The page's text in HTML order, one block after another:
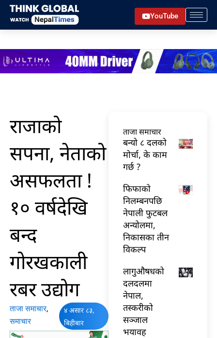
Skip
content
YouTube
राजाको
सपना, नेताको
असफलता !
१० वर्षदेखि
बन्द
गोरखकाली
रबर उद्योग
ताजा समाचार,
समाचार
४ असार ८३,
बिहीबार
ताजा समाचार
बन्यो ८ दलको
मोर्चा, के काम
गर्छ ?
फिफाको
निलम्बनपछि
नेपाली फुटबल
अन्योलमा,
निकासका तीन
विकल्प
लागुऔषधको
दलदलमा
नेपाल,
तस्करीको
सञ्जाल
भयावह